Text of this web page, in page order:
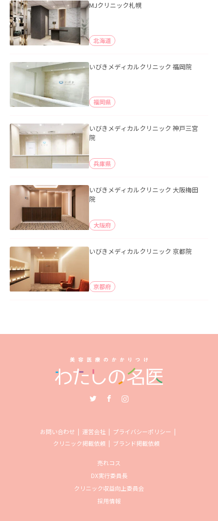
MJクリニック札幌
北海道
いびきメディカルクリニック 福岡院
福岡県
いびきメディカルクリニック 神戸三宮
院
兵庫県
いびきメディカルクリニック 大阪梅田
院
大阪府
いびきメディカルクリニック 京都院
京都府
お問い合わせ 運営会社
プライバシーポリシー
クリニック掲載依頼
ブランド掲載依頼
売れコス
DX実行委員長
クリニック収益向上委員会
採用情報